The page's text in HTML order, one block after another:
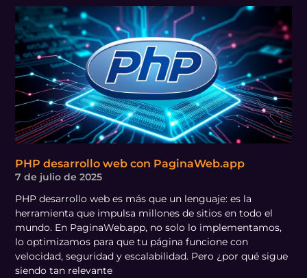
PHP desarrollo web con PaginaWeb.app
7 de julio de 2025
PHP desarrollo web es más que un lenguaje: es la
herramienta que impulsa millones de sitios en todo el
mundo. En PaginaWeb.app, no solo lo implementamos,
lo optimizamos para que tu página funcione con
velocidad, seguridad y escalabilidad. Pero ¿por qué sigue
siendo tan relevante